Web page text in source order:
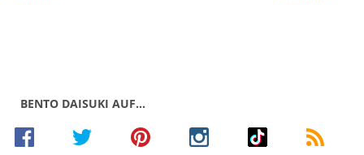
BENTO DAISUKI AUF…